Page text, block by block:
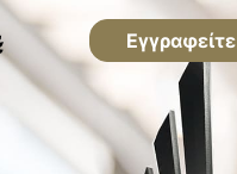
Εγγραφείτε